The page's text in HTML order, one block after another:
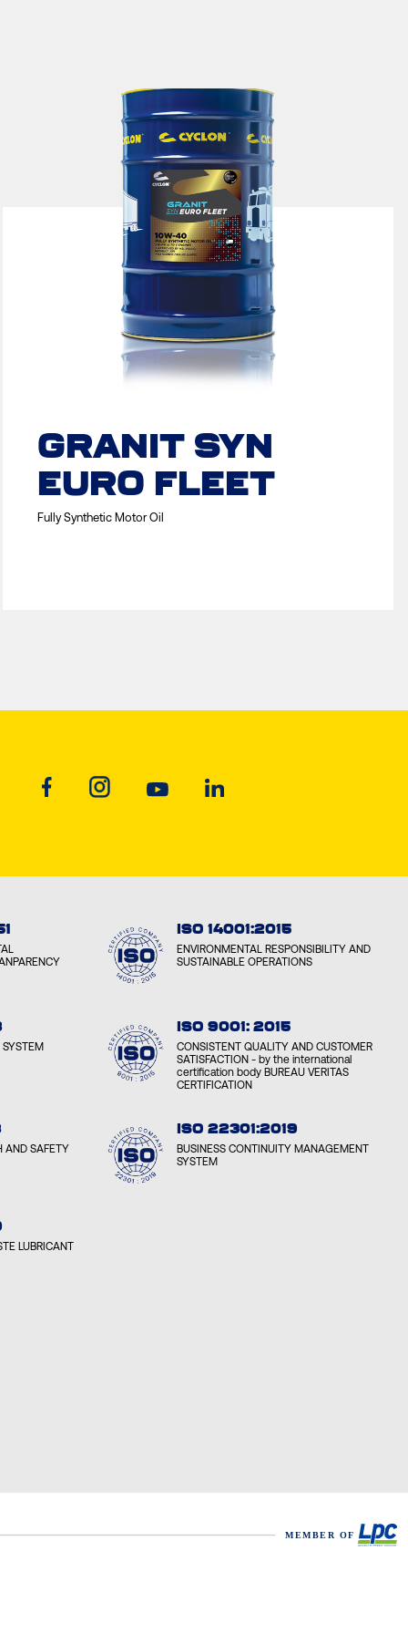
GRANIT SYN
EURO FLEET
Fully Synthetic Motor Oil
ISO 14001:2015
ENVIRONMENTAL RESPONSIBILITY AND
SUSTAINABLE OPERATIONS
ISO 9001: 2015
CONSISTENT QUALITY AND CUSTOMER
SATISFACTION - by the international
certification body BUREAU VERITAS
CERTIFICATION
AND SAFETY
ISO 22301:2019
BUSINESS CONTINUITY MANAGEMENT
SYSTEM
LUBRICANT